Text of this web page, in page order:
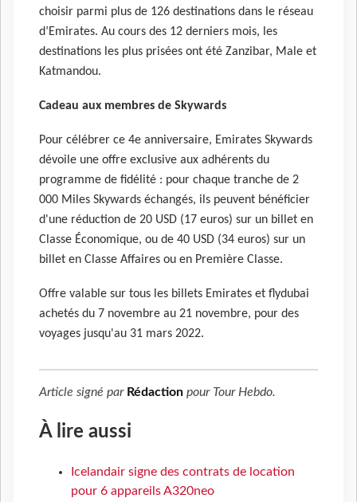
choisir parmi plus de 126 destinations dans le réseau
d’Emirates. Au cours des 12 derniers mois, les
destinations les plus prisées ont été Zanzibar, Male et
Katmandou.
Cadeau aux membres de Skywards
Pour célébrer ce 4e anniversaire, Emirates Skywards
dévoile une offre exclusive aux adhérents du
programme de fidélité : pour chaque tranche de 2
000 Miles Skywards échangés, ils peuvent bénéficier
d'une réduction de 20 USD (17 euros) sur un billet en
Classe Économique, ou de 40 USD (34 euros) sur un
billet en Classe Affaires ou en Première Classe.
Offre valable sur tous les billets Emirates et flydubai
achetés du 7 novembre au 21 novembre, pour des
voyages jusqu'au 31 mars 2022.
Article signé par Rédaction pour Tour Hebdo.
À lire aussi
Icelandair signe des contrats de location
pour 6 appareils A320neo